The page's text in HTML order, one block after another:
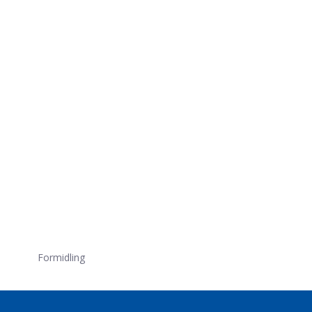
Formidling